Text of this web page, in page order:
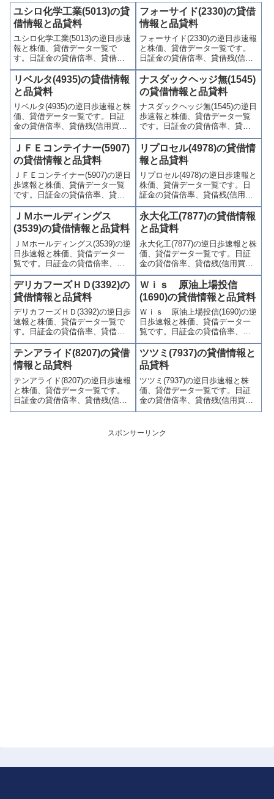
ユシロ化学工業(5013)の貸
借情報と品貸料
ユシロ化学工業(5013)の逆日歩速
報と株価、貸借データ一覧で
す。日証金の貸借倍率、貸借残
(信用買残、信用売残)、品貸料
(逆日歩)、東証の週末残高、規制
(注意喚起・申込停止)など、空売
り関連情報を集計し、図解でわ
かりやすくまとめて掲載してい
ます。
フォーサイド(2330)の貸借
情報と品貸料
フォーサイド(2330)の逆日歩速報
と株価、貸借データ一覧です。
日証金の貸借倍率、貸借残(信用
買残、信用売残)、品貸料(逆日
歩)、東証の週末残高、規制(注意
喚起・申込停止)など、空売り関
連情報を集計し、図解でわかり
やすくまとめて掲載していま
す。
リベルタ(4935)の貸借情報
と品貸料
リベルタ(4935)の逆日歩速報と株
価、貸借データ一覧です。日証
金の貸借倍率、貸借残(信用買
残、信用売残)、品貸料(逆日
歩)、東証の週末残高、規制(注意
喚起・申込停止)など、空売り関
連情報を集計し、図解でわかり
やすくまとめて掲載していま
す。
ナスダックヘッジ無(1545)
の貸借情報と品貸料
ナスダックヘッジ無(1545)の逆日
歩速報と株価、貸借データ一覧
です。日証金の貸借倍率、貸借
残(信用買残、信用売残)、品貸料
(逆日歩)、東証の週末残高、規制
(注意喚起・申込停止)など、空売
り関連情報を集計し、図解でわ
かりやすくまとめて掲載してい
ます。
ＪＦＥコンテイナー(5907)
の貸借情報と品貸料
ＪＦＥコンテイナー(5907)の逆日
歩速報と株価、貸借データ一覧
です。日証金の貸借倍率、貸借
残(信用買残、信用売残)、品貸料
(逆日歩)、東証の週末残高、規制
(注意喚起・申込停止)など、空売
り関連情報を集計し、図解でわ
かりやすくまとめて掲載してい
ます。
リプロセル(4978)の貸借情
報と品貸料
リプロセル(4978)の逆日歩速報と
株価、貸借データ一覧です。日
証金の貸借倍率、貸借残(信用買
残、信用売残)、品貸料(逆日
歩)、東証の週末残高、規制(注意
喚起・申込停止)など、空売り関
連情報を集計し、図解でわかり
やすくまとめて掲載していま
す。
ＪＭホールディングス
(3539)の貸借情報と品貸料
ＪＭホールディングス(3539)の逆
日歩速報と株価、貸借データ一
覧です。日証金の貸借倍率、貸
借残(信用買残、信用売残)、品貸
料(逆日歩)、東証の週末残高、規
制(注意喚起・申込停止)など、空
売り関連情報を集計し、図解で
わかりやすくまとめて掲載して
います。
永大化工(7877)の貸借情報
と品貸料
永大化工(7877)の逆日歩速報と株
価、貸借データ一覧です。日証
金の貸借倍率、貸借残(信用買
残、信用売残)、品貸料(逆日
歩)、東証の週末残高、規制(注意
喚起・申込停止)など、空売り関
連情報を集計し、図解でわかり
やすくまとめて掲載していま
す。
デリカフーズＨＤ(3392)の
貸借情報と品貸料
デリカフーズＨＤ(3392)の逆日歩
速報と株価、貸借データ一覧で
す。日証金の貸借倍率、貸借残
(信用買残、信用売残)、品貸料
(逆日歩)、東証の週末残高、規制
(注意喚起・申込停止)など、空売
り関連情報を集計し、図解でわ
かりやすくまとめて掲載してい
ます。
Ｗｉｓ 原油上場投信
(1690)の貸借情報と品貸料
Ｗｉｓ 原油上場投信(1690)の逆
日歩速報と株価、貸借データ一
覧です。日証金の貸借倍率、貸
借残(信用買残、信用売残)、品貸
料(逆日歩)、東証の週末残高、規
制(注意喚起・申込停止)など、空
売り関連情報を集計し、図解で
わかりやすくまとめて掲載して
います。
テンアライド(8207)の貸借
情報と品貸料
テンアライド(8207)の逆日歩速報
と株価、貸借データ一覧です。
日証金の貸借倍率、貸借残(信用
買残、信用売残)、品貸料(逆日
喚起・申込停止)など、空売り関
連情報を集計し、図解でわかり
ツツミ(7937)の貸借情報と
品貸料
ツツミ(7937)の逆日歩速報と株
価、貸借データ一覧です。日証
金の貸借倍率、貸借残(信用買
残、信用売残)、品貸料(逆日
喚起・申込停止)など、空売り関
連情報を集計し、図解でわかり
スポンサーリンク